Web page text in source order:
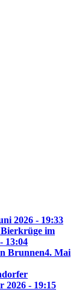
2026 - 19:33
im
13:04
Brunnen4. Mai
2026 - 19:15